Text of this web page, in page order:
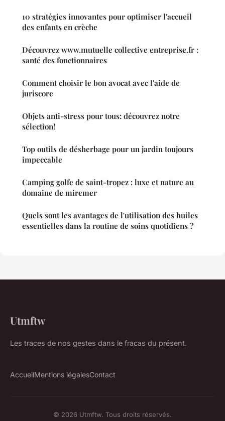
10 stratégies innovantes pour optimiser l'accueil
des enfants en crèche
Découvrez www.mutuelle collective entreprise.fr :
santé des fonctionnaires
Comment choisir le bon avocat avec l'aide de
juriscore
Objets anti-stress pour tous: découvrez notre
sélection!
Top outils de désherbage pour un jardin toujours
impeccable
Camping golfe de saint-tropez : luxe et nature au
domaine de miremer
Quels sont les avantages de l'utilisation des huiles
essentielles dans la routine de soins quotidiens ?
Utmftw
Les traces de nos gestes dans le fracas du présent.
AccueilMentions légalesContact
© 2026 Utmftw. Tous droits réservés.